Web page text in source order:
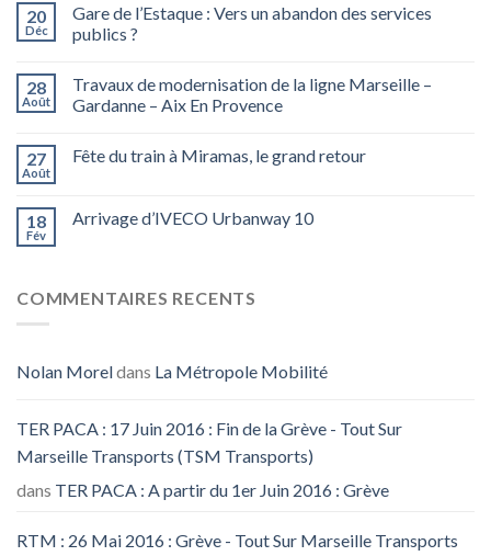
20
Déc
Gare de l’Estaque : Vers un abandon des services
publics ?
28
Août
Travaux de modernisation de la ligne Marseille –
Gardanne – Aix En Provence
27
Août
Fête du train à Miramas, le grand retour
18
Fév
Arrivage d’IVECO Urbanway 10
COMMENTAIRES RECENTS
Nolan Moreldans La Métropole Mobilité
TER PACA : 17 Juin 2016 : Fin de la Grève - Tout Sur
Marseille Transports (TSM Transports)
dans TER PACA : A partir du 1er Juin 2016 : Grève
RTM : 26 Mai 2016 : Grève - Tout Sur Marseille Transports